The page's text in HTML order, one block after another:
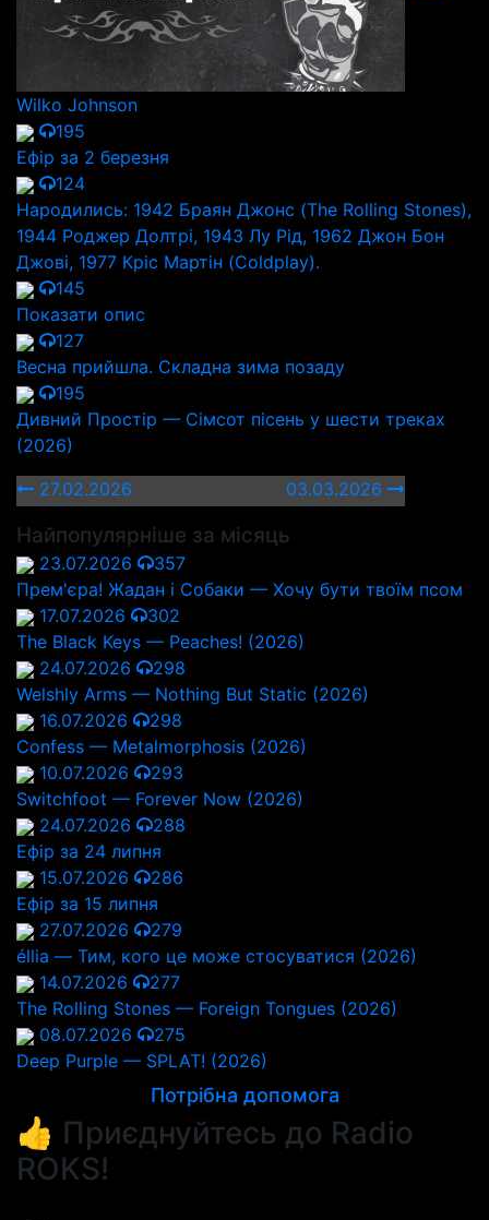
Wilko Johnson
195
Ефір за 2 березня
124
Народились: 1942 Браян Джонс (The Rolling Stones),
1944 Роджер Долтрі, 1943 Лу Рід, 1962 Джон Бон
Джові, 1977 Кріс Мартін (Coldplay).
145
Показати опис
127
Весна прийшла. Складна зима позаду
195
Дивний Простір — Сімсот пісень у шести треках
(2026)
27.02.2026
03.03.2026
Найпопулярніше за місяць
23.07.2026
357
Прем'єра! Жадан і Собаки — Хочу бути твоїм псом
17.07.2026
302
The Black Keys — Peaches! (2026)
24.07.2026
298
Welshly Arms — Nothing But Static (2026)
16.07.2026
298
Confess — Metalmorphosis (2026)
10.07.2026
293
Switchfoot — Forever Now (2026)
24.07.2026
288
Ефір за 24 липня
15.07.2026
286
Ефір за 15 липня
27.07.2026
279
éllia — Тим, кого це може стосуватися (2026)
14.07.2026
277
The Rolling Stones — Foreign Tongues (2026)
08.07.2026
275
Deep Purple — SPLAT! (2026)
Потрібна допомога
👍 Приєднуйтесь до Radio
ROKS!